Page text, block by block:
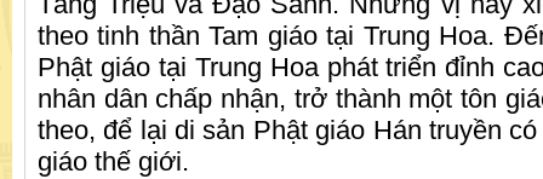
theo tinh thần Tam giáo tại Trung Hoa.
Phật giáo tại Trung Hoa phát triển đỉnh
nhân dân chấp nhận, trở thành một tôn
theo, để lại di sản Phật giáo Hán truyền
giáo thế giới.